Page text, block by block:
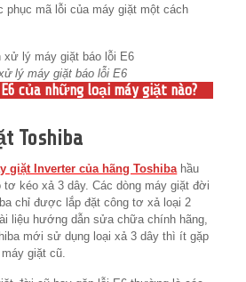
phục mã lỗi của máy giặt một cách
lý máy giặt báo lỗi E6
của những loại máy giặt nào?
Toshiba
giặt Inverter của hãng Toshibahầu
tơ kéo xả 3 dây. Các dòng máy giặt đời
chỉ được lắp đặt công tơ xả loại 2
liệu hướng dẫn sửa chữa chính hãng,
mới sử dụng loại xả 3 dây thì ít gặp
giặt cũ.